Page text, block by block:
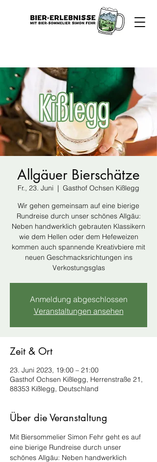
Allgäuer Bierschätze
Fr., 23. Juni
  |
Gasthof Ochsen Kißlegg
Wir gehen gemeinsam auf eine bierige
Rundreise durch unser schönes Allgäu:
Neben handwerklich gebrauten Klassikern
wie dem Hellen oder dem Hefeweizen
kommen auch spannende Kreativbiere mit
neuen Geschmacksrichtungen ins
Verkostungsglas
Anmeldung abgeschlossen
Veranstaltungen ansehen
Zeit & Ort
23. Juni 2023, 19:00 – 21:00
Gasthof Ochsen Kißlegg, Herrenstraße 21,
88353 Kißlegg, Deutschland
Über die Veranstaltung
Mit Biersommelier Simon Fehr geht es auf
eine bierige Rundreise durch unser
schönes Allgäu: Neben handwerklich